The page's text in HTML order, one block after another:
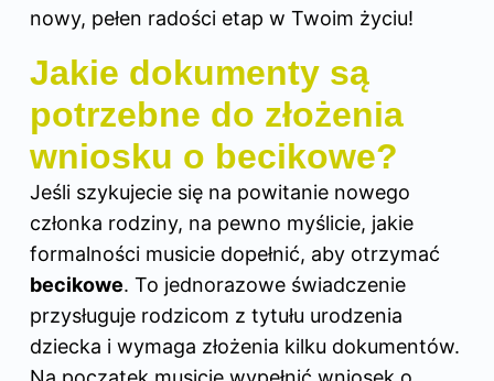
nowy, pełen radości etap w Twoim życiu!
Jakie dokumenty są
potrzebne do złożenia
wniosku o becikowe?
Jeśli szykujecie się na powitanie nowego
członka rodziny, na pewno myślicie, jakie
formalności musicie dopełnić, aby otrzymać
becikowe. To jednorazowe świadczenie
przysługuje rodzicom z tytułu urodzenia
dziecka i wymaga złożenia kilku dokumentów.